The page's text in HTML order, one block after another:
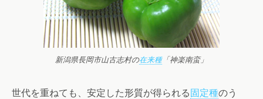
新潟県長岡市山古志村の在来種「神楽南蛮」
世代を重ねても、安定した形質が得られる固定種のう